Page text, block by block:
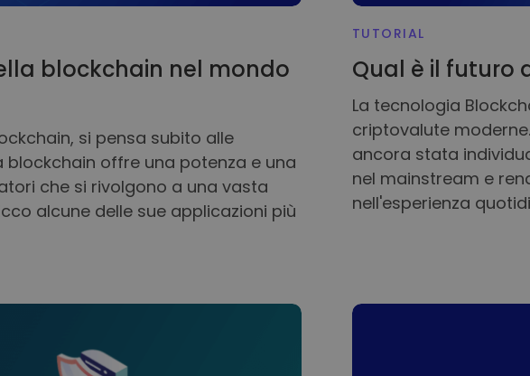
blockchain nel mondo
si pensa subito alle
offre una potenza e una
che si rivolgono a una vasta
alcune delle sue applicazioni più
TUTORIAL
Qual è il futuro
La tecnologia
criptovalute
ancora stata
nel mainstream e
nell'esperienza